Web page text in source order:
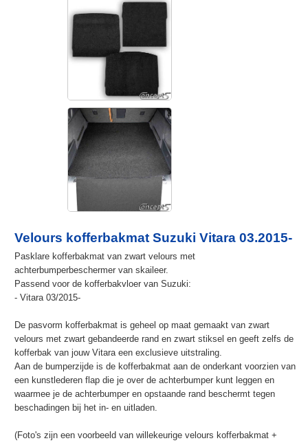
Velours kofferbakmat Suzuki Vitara 03.2015-
Pasklare kofferbakmat van zwart velours met
achterbumperbeschermer van skaileer.
Passend voor de kofferbakvloer van Suzuki:
- Vitara 03/2015-
De pasvorm kofferbakmat is geheel op maat gemaakt van zwart
velours met zwart gebandeerde rand en zwart stiksel en geeft zelfs de
kofferbak van jouw Vitara een exclusieve uitstraling.
Aan de bumperzijde is de kofferbakmat aan de onderkant voorzien van
een kunstlederen flap die je over de achterbumper kunt leggen en
waarmee je de achterbumper en opstaande rand beschermt tegen
beschadingen bij het in- en uitladen.
(Foto's zijn een voorbeeld van willekeurige velours kofferbakmat +